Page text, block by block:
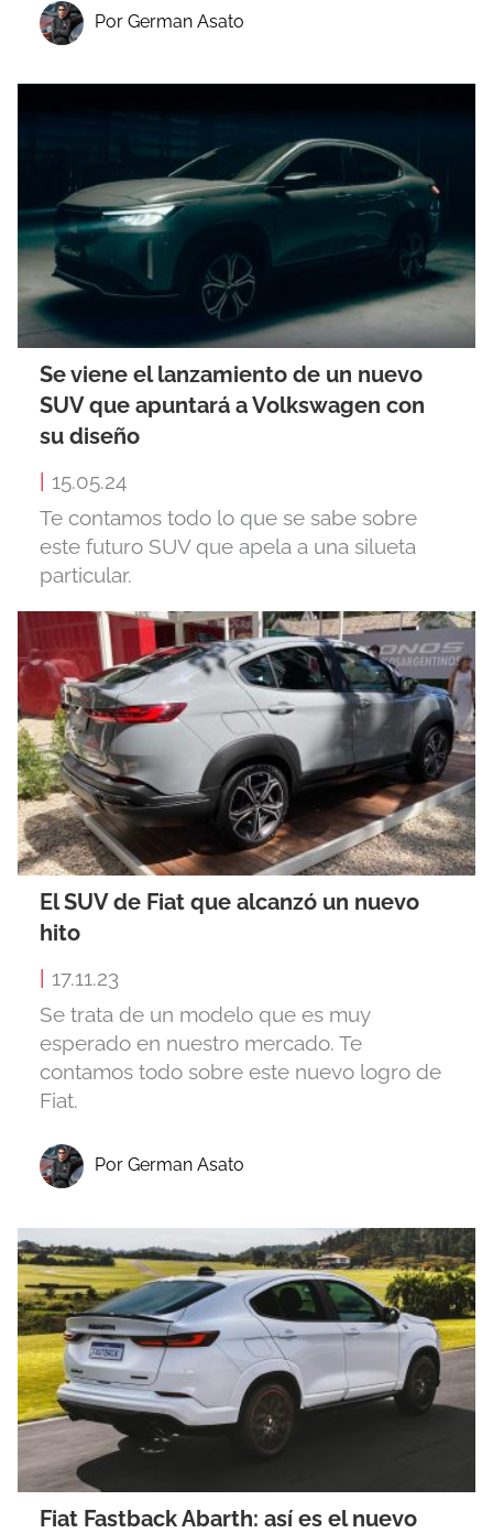
Por German Asato
Se viene el lanzamiento de un nuevo
SUV que apuntará a Volkswagen con
su diseño
15.05.24
Te contamos todo lo que se sabe sobre
este futuro SUV que apela a una silueta
particular.
El SUV de Fiat que alcanzó un nuevo
hito
17.11.23
Se trata de un modelo que es muy
esperado en nuestro mercado. Te
contamos todo sobre este nuevo logro de
Fiat.
Por German Asato
Fiat Fastback Abarth: así es el nuevo